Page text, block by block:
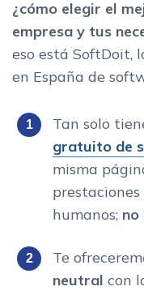
¿cómo elegir el
empresa y tus
eso está SoftDoit,
en España de
Tan solo
gratuito de
misma
prestaciones
humanos;
Te
neutral con